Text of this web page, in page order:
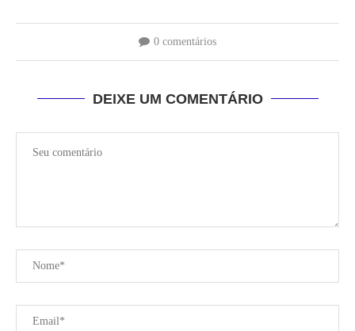
0 comentários
DEIXE UM COMENTÁRIO